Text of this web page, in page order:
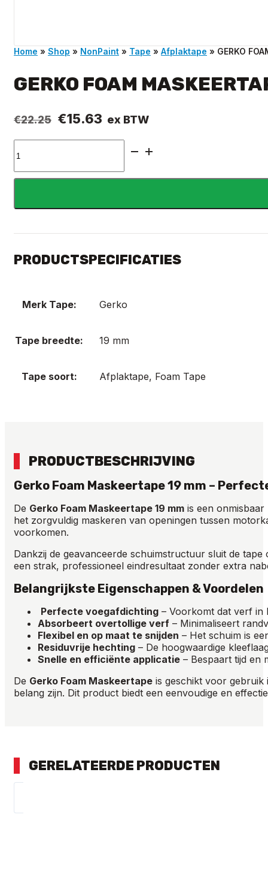
Home » Shop » NonPaint » Tape » Afplaktape » GERKO
GERKO FOAM
€22.25 Oorspronkelijke
€15.63 Huidige
ex BTW
FOAM
MASKEERTAPE
19
X
PRODUCTSPECIFICATIES
Merk Tape: Gerko
Tape breedte: 19 mm
Tape soort: Afplaktape, Foam Tape
PRODUCTBESCHRIJVING
Gerko Foam Maskeertape 19 mm –
De Gerko Foam Maskeertape 19 mm is een
het zorgvuldig maskeren van openingen tussen
voorkomen.
Dankzij de geavanceerde schuimstructuur sluit de
een strak, professioneel eindresultaat zonder extra
Belangrijkste Eigenschappen & Voordelen
Perfecte voegafdichting – Voorkomt dat verf in
Absorbeert overtollige verf – Minimaliseert
Flexibel en op maat te snijden – Het schuim is
Residuvrije hechting – De hoogwaardige
Snelle en efficiënte applicatie – Bespaart tijd en
De Gerko Foam Maskeertape is geschikt voor gebruik
belang zijn. Dit product biedt een eenvoudige en
GERELATEERDE PRODUCTEN